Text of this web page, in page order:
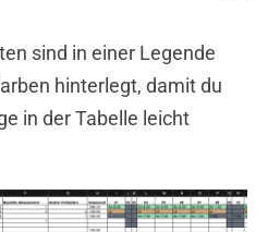
sind in einer Legende
hinterlegt, damit du
in der Tabelle leicht